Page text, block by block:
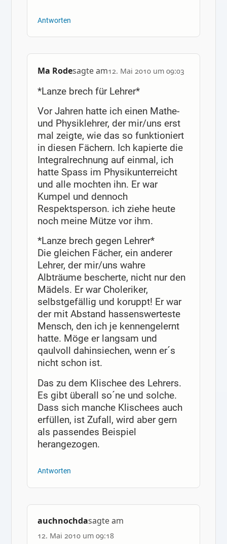
Antworten
Ma Rodesagte am12. Mai 2010 um 09:03
*Lanze brech für Lehrer*
Vor Jahren hatte ich einen Mathe-
und Physiklehrer, der mir/uns erst
mal zeigte, wie das so funktioniert
in diesen Fächern. Ich kapierte die
Integralrechnung auf einmal, ich
hatte Spass im Physikunterreicht
und alle mochten ihn. Er war
Kumpel und dennoch
Respektsperson. ich ziehe heute
noch meine Mütze vor ihm.
*Lanze brech gegen Lehrer*
Die gleichen Fächer, ein anderer
Lehrer, der mir/uns wahre
Albträume bescherte, nicht nur den
Mädels. Er war Choleriker,
selbstgefällig und koruppt! Er war
der mit Abstand hassenswerteste
Mensch, den ich je kennengelernt
hatte. Möge er langsam und
qaulvoll dahinsiechen, wenn er´s
nicht schon ist.
Das zu dem Klischee des Lehrers.
Es gibt überall so´ne und solche.
Dass sich manche Klischees auch
erfüllen, ist Zufall, wird aber gern
als passendes Beispiel
herangezogen.
Antworten
auchnochdasagte am
12. Mai 2010 um 09:18